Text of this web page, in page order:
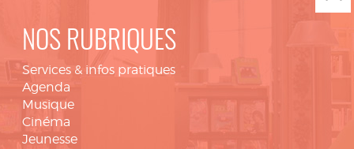
NOS RUBRIQUES
Services & infos pratiques
Agenda
Musique
Cinéma
Jeunesse